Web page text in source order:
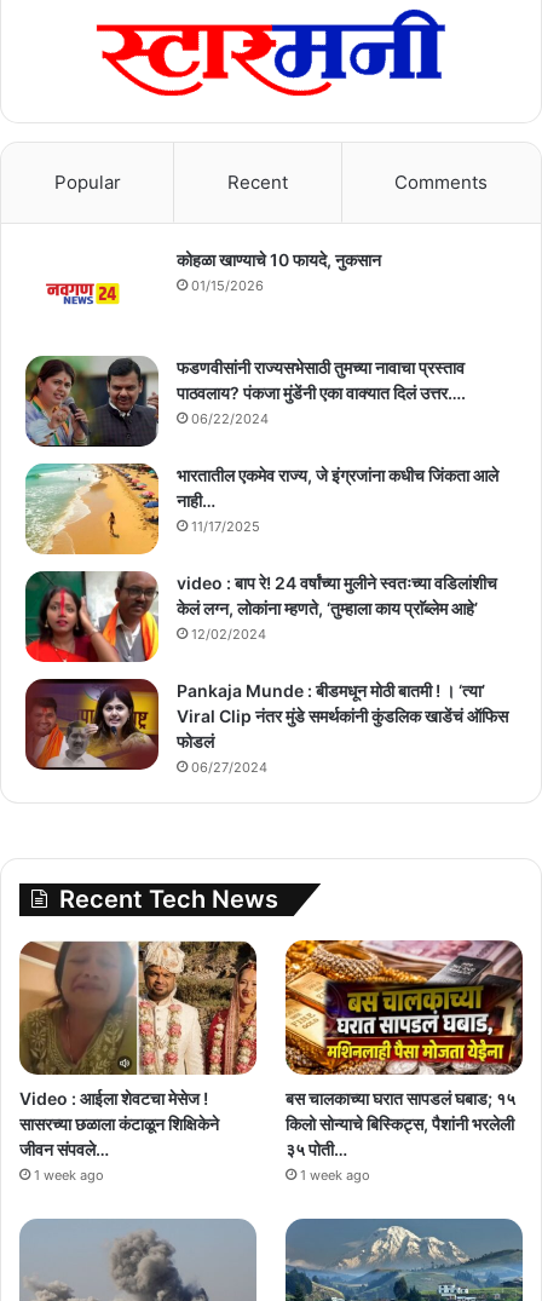
Popular Recent Comments
कोहळा खाण्याचे 10 फायदे, नुकसान
01/15/2026
फडणवीसांनी राज्यसभेसाठी तुमच्या नावाचा प्रस्ताव
पाठवलाय? पंकजा मुंडेंनी एका वाक्यात दिलं उत्तर….
06/22/2024
भारतातील एकमेव राज्य, जे इंग्रजांना कधीच जिंकता आले
नाही…
11/17/2025
video : बाप रे! 24 वर्षांच्या मुलीने स्वतःच्या वडिलांशीच
केलं लग्न, लोकांना म्हणते, ‘तुम्हाला काय प्राॅब्लेम आहे’
12/02/2024
Pankaja Munde : बीडमधून मोठी बातमी ! । ‘त्या’
Viral Clip नंतर मुंडे समर्थकांनी कुंडलिक खाडेंचं ऑफिस
फोडलं
06/27/2024
Recent Tech News
Video : आईला शेवटचा मेसेज !
सासरच्या छळाला कंटाळून शिक्षिकेने
जीवन संपवले…
1 week ago
बस चालकाच्या घरात सापडलं घबाड; १५
किलो सोन्याचे बिस्किट्स, पैशांनी भरलेली
३५ पोती…
1 week ago